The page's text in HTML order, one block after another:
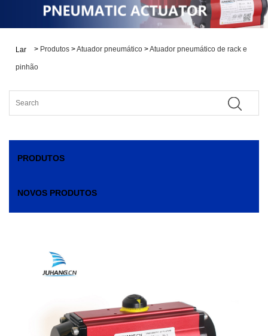
Lar > Produtos >Atuador pneumático >Atuador pneumático de rack e
pinhão
PRODUTOS
NOVOS PRODUTOS